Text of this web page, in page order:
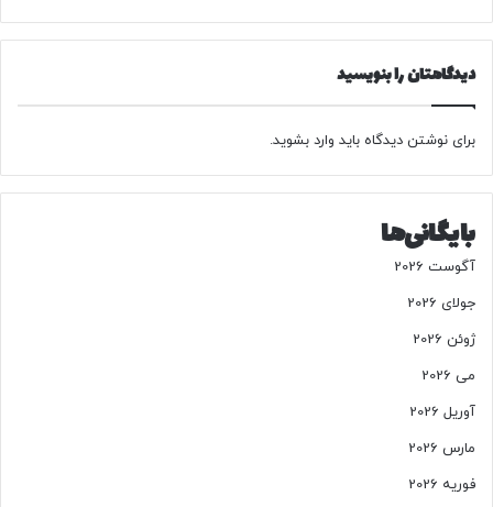
د
ر
م
د
ا
ر
ا
م
ش
و
ن
س
/
ک
دیدگاهتان را بنویسید
برای نوشتن دیدگاه باید وارد بشوید.
بایگانی‌ها
آگوست 2026
جولای 2026
ژوئن 2026
می 2026
آوریل 2026
مارس 2026
فوریه 2026